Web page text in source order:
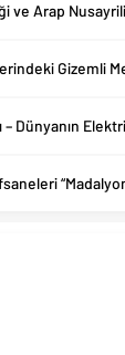
ve Arap
Gizemli
– Dünyanın